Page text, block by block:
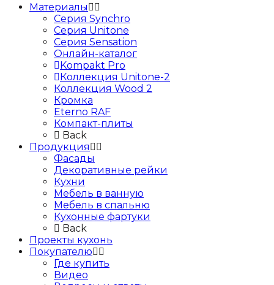
Материалы
Серия Synchro
Серия Unitone
Серия Sensation
Онлайн-каталог
Kompakt Pro
Коллекция Unitone-2
Коллекция Wood 2
Кромка
Eterno RAF
Компакт-плиты
Back
Продукция
Фасады
Декоративные рейки
Кухни
Мебель в ванную
Мебель в спальню
Кухонные фартуки
Back
Проекты кухонь
Покупателю
Где купить
Видео